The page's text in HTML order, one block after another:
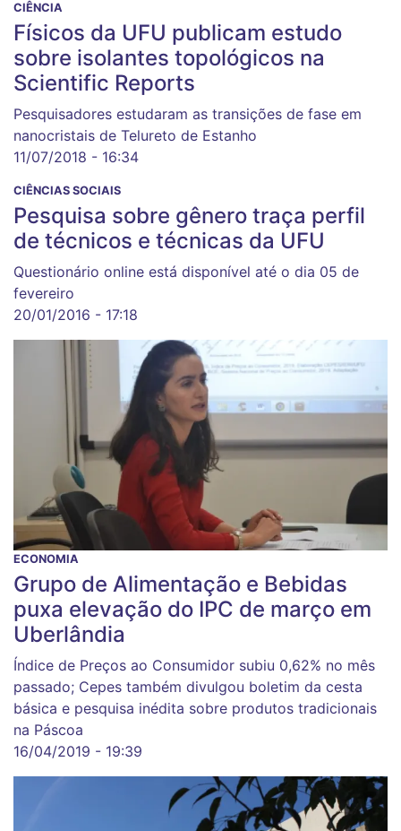
CIÊNCIA
Físicos da UFU publicam estudo
sobre isolantes topológicos na
Scientific Reports
Pesquisadores estudaram as transições de fase em
nanocristais de Telureto de Estanho
11/07/2018 - 16:34
CIÊNCIAS SOCIAIS
Pesquisa sobre gênero traça perfil
de técnicos e técnicas da UFU
Questionário online está disponível até o dia 05 de
fevereiro
20/01/2016 - 17:18
ECONOMIA
Grupo de Alimentação e Bebidas
puxa elevação do IPC de março em
Uberlândia
Índice de Preços ao Consumidor subiu 0,62% no mês
passado; Cepes também divulgou boletim da cesta
básica e pesquisa inédita sobre produtos tradicionais
na Páscoa
16/04/2019 - 19:39